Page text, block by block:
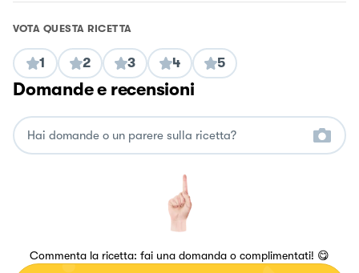
VOTA QUESTA RICETTA
1 2 3 4 5
Domande e recensioni
Commenta la ricetta: fai una domanda o complimentati! 😋